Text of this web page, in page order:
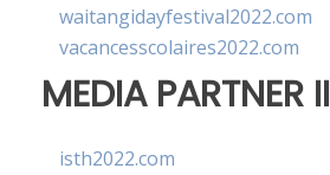
waitangidayfestival2022.com
vacancesscolaires2022.com
MEDIA PARTNER II
isth2022.com